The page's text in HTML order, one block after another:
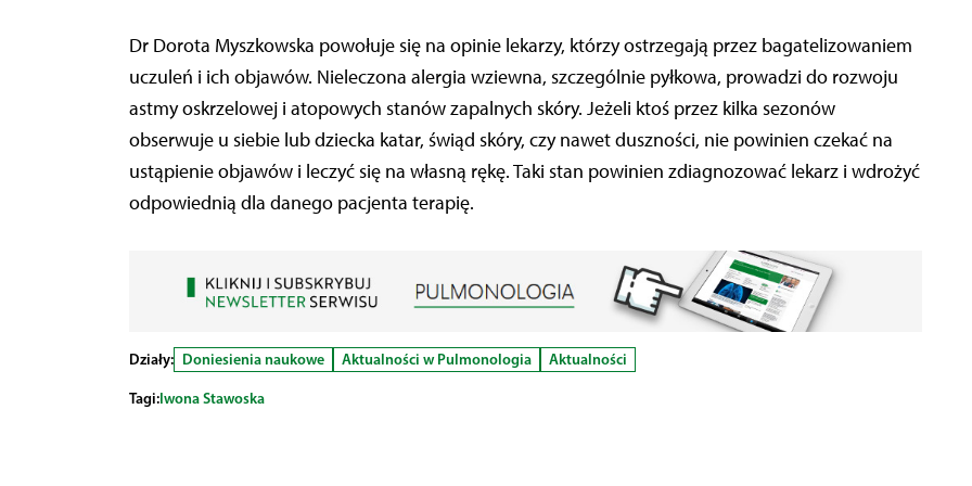
Dr Dorota Myszkowska powołuje się na opinie lekarzy, którzy ostrzegają przez bagatelizowaniem
uczuleń i ich objawów. Nieleczona alergia wziewna, szczególnie pyłkowa, prowadzi do rozwoju
astmy oskrzelowej i atopowych stanów zapalnych skóry. Jeżeli ktoś przez kilka sezonów
obserwuje u siebie lub dziecka katar, świąd skóry, czy nawet duszności, nie powinien czekać na
ustąpienie objawów i leczyć się na własną rękę. Taki stan powinien zdiagnozować lekarz i wdrożyć
odpowiednią dla danego pacjenta terapię.
Działy: Doniesienia naukowe Aktualności w Pulmonologia
Aktualności
Tagi:Iwona Stawoska